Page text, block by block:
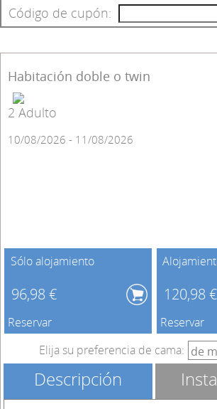
Código de cupón:
Habitación doble o twin
2 Adulto
10/08/2026 - 11/08/2026
Sólo alojamiento
96,98 €
Reservar
120,98 €
Reservar
Elija su preferencia de cama:
Descripción